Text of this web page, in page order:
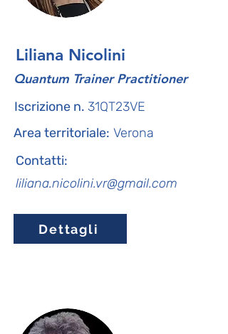
Liliana Nicolini
Quantum Trainer Practitioner
Iscrizione n. 31QT23VE
Area territoriale: Verona
Contatti:
liliana.nicolini.vr@gmail.com
Dettagli